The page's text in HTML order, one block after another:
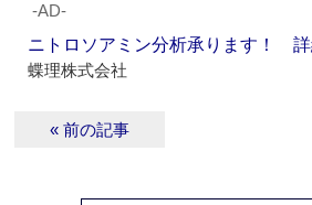
‐AD‐
ニトロソアミン分析承ります！ 詳
蝶理株式会社
« 前の記事